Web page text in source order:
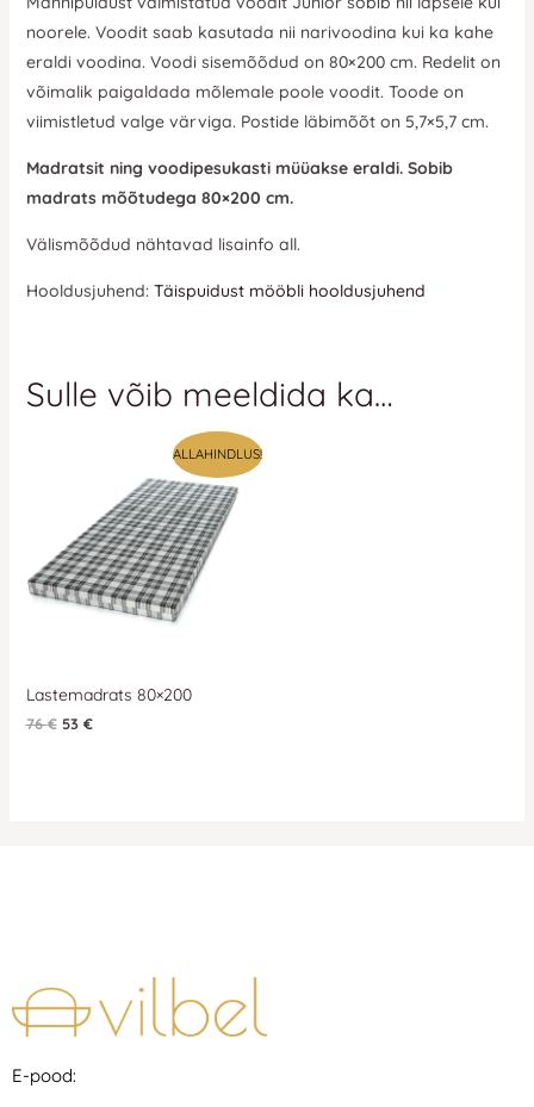
noorele. Voodit saab kasutada nii narivoodina kui ka kahe
eraldi voodina. Voodi sisemõõdud on 80×200 cm. Redelit on
võimalik paigaldada mõlemale poole voodit. Toode on
viimistletud valge värviga. Postide läbimõõt on 5,7×5,7 cm.
Madratsit ning voodipesukasti müüakse eraldi. Sobib
madrats mõõtudega 80×200 cm.
Välismõõdud nähtavad lisainfo all.
Hooldusjuhend: Täispuidust mööbli hooldusjuhend
Sulle võib meeldida ka…
ALLAHINDLUS!
Lastemadrats 80×200
76€ 53 €
E-pood: